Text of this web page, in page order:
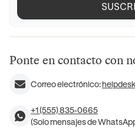
Ponte en contacto con
Correo electrónico:
+1 (555) 835-0665
(Solo mensajes de